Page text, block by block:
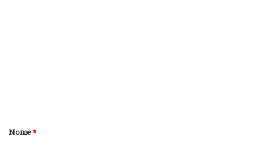
r
Nome*